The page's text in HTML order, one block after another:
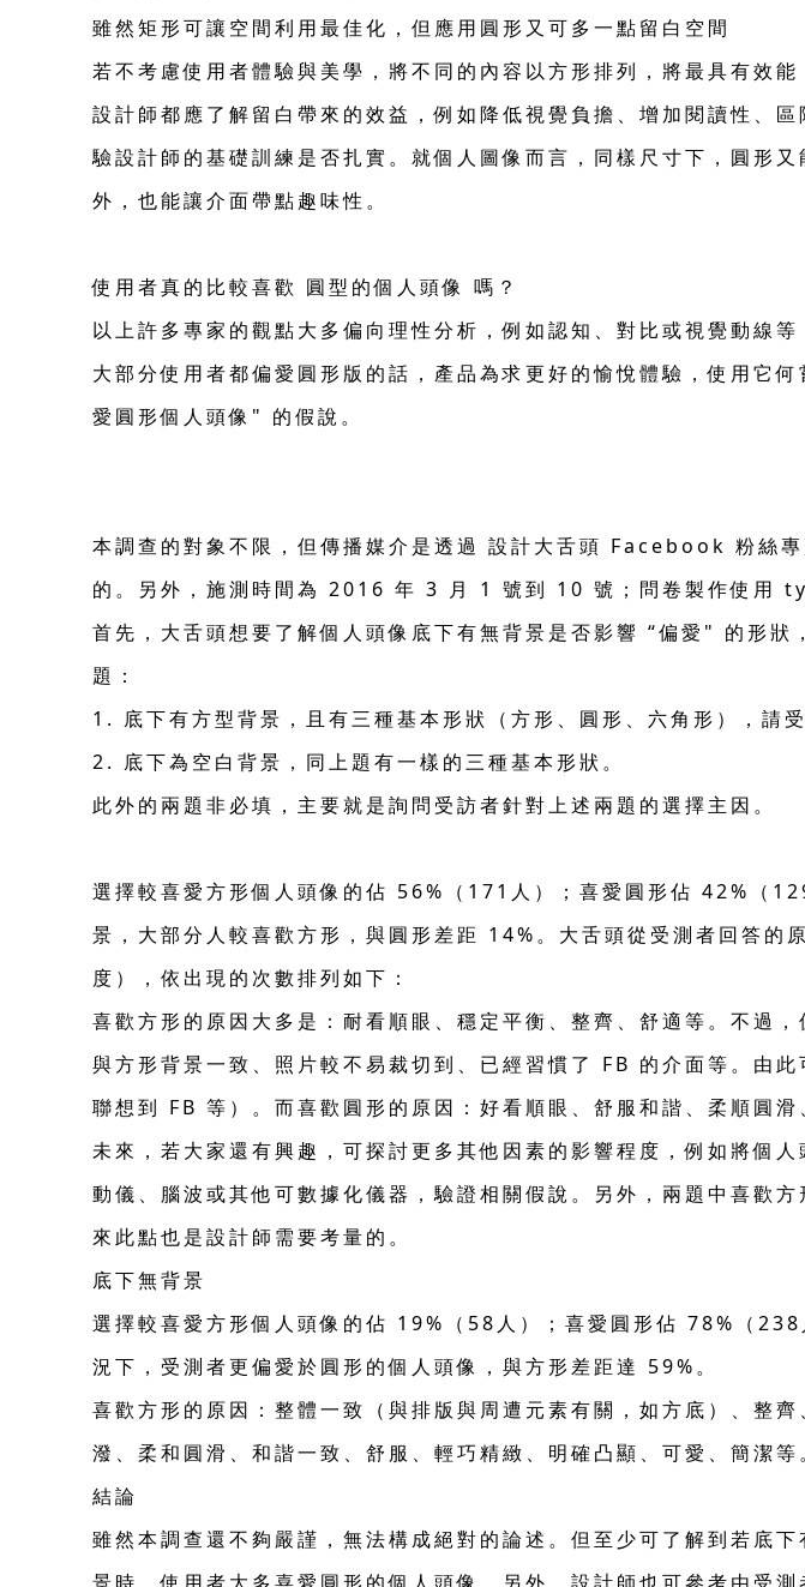
雖然矩形可讓空間利用最佳化，但應用圓形又可多一點留白空間
若不考慮使用者體驗與美學，將不同的內容以方形排列，將最具有效
設計師都應了解留白帶來的效益，例如降低視覺負擔、增加閱讀性、
驗設計師的基礎訓練是否扎實。就個人圖像而言，同樣尺寸下，圓形
外，也能讓介面帶點趣味性。
使用者真的比較喜歡 圓型的個人頭像 嗎？
以上許多專家的觀點大多偏向理性分析，例如認知、對比或視覺動線
大部分使用者都偏愛圓形版的話，產品為求更好的愉悅體驗，使用它
愛圓形個人頭像" 的假說。
本調查的對象不限，但傳播媒介是透過 設計大舌頭 Facebook 粉絲
的。另外，施測時間為 2016 年 3 月 1 號到 10 號；問卷製作使用
首先，大舌頭想要了解個人頭像底下有無背景是否影響 “偏愛" 的形
題：
1. 底下有方型背景，且有三種基本形狀（方形、圓形、六角形），請
2. 底下為空白背景，同上題有一樣的三種基本形狀。
此外的兩題非必填，主要就是詢問受訪者針對上述兩題的選擇主因。
選擇較喜愛方形個人頭像的佔 56%（171人）；喜愛圓形佔 42%（
景，大部分人較喜歡方形，與圓形差距 14%。大舌頭從受測者回答的
度），依出現的次數排列如下：
喜歡方形的原因大多是：耐看順眼、穩定平衡、整齊、舒適等。不過
與方形背景一致、照片較不易裁切到、已經習慣了 FB 的介面等。由
聯想到 FB 等）。而喜歡圓形的原因：好看順眼、舒服和諧、柔順圓
未來，若大家還有興趣，可探討更多其他因素的影響程度，例如將個
動儀、腦波或其他可數據化儀器，驗證相關假說。另外，兩題中喜歡
來此點也是設計師需要考量的。
底下無背景
選擇較喜愛方形個人頭像的佔 19%（58人）；喜愛圓形佔 78%（
況下，受測者更偏愛於圓形的個人頭像，與方形差距達 59%。
喜歡方形的原因：整體一致（與排版與周遭元素有關，如方底）、整
潑、柔和圓滑、和諧一致、舒服、輕巧精緻、明確凸顯、可愛、簡潔等
結論
雖然本調查還不夠嚴謹，無法構成絕對的論述。但至少可了解到若底